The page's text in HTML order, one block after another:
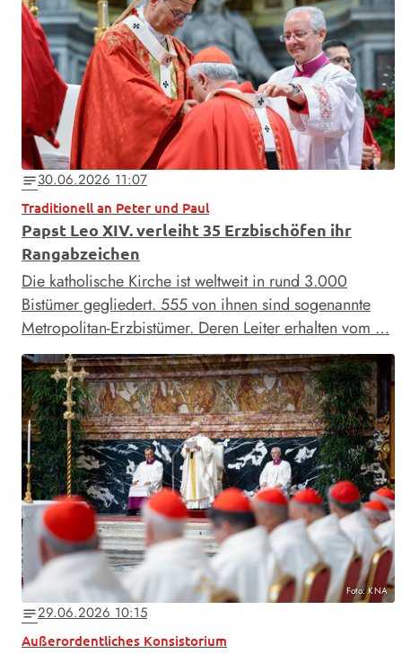
notes30.06.2026 11:07
Traditionell an Peter und Paul
Papst Leo XIV. verleiht 35 Erzbischöfen ihr
Rangabzeichen
Die katholische Kirche ist weltweit in rund 3.000
Bistümer gegliedert. 555 von ihnen sind sogenannte
Metropolitan-Erzbistümer. Deren Leiter erhalten vom …
Foto: KNA
notes29.06.2026 10:15
Außerordentliches Konsistorium